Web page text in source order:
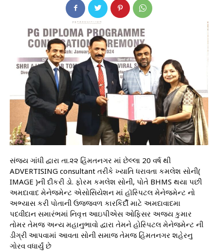
સંજય ગાંધી દ્વારા તા.૨૨ હિંમતનગર માં છેલ્લા 20 વર્ષ થી
ADVERTISING consultant તરીકે ખ્યાતિ ધરાવતા કમલેશ સોની(
IMAGE )ની દીકરી ડો. ફોરમ કમલેશ સોની, પોતે BHMS થયા પછી
અમદાવાદ મેનેજમેન્ટ એસોસિયેશન માં હૉસ્પિટલ મેનેજમેન્ટ નો
અભ્યાસ કરી પોતાની ઉજ્જવળ કારકિર્દી માટે અમદાવાદમા
પદવીદાન સમારંભમાં નિવૃત્ત આઇપીએસ ઓફિસર અજય કુમાર
તોમર તેમજ અન્ય મહાનુભાવો દ્વારા તેમને હોસ્પિટલ મેનેજમેન્ટ ની
ડીગ્રી આપવામાં આવતા સોની સમાજ તેમજ હિંમતનગર શહેરનુ
ગોરવ વધાર્યું છે